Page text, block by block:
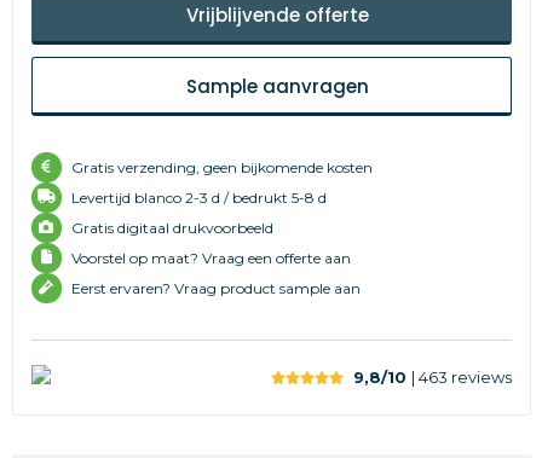
Vrijblijvende offerte
Sample aanvragen
Gratis verzending, geen bijkomende kosten
Levertijd blanco 2-3 d / bedrukt 5-8 d
Gratis digitaal drukvoorbeeld
Voorstel op maat? Vraag een offerte aan
Eerst ervaren? Vraag product sample aan
9,8/10 | 463 reviews